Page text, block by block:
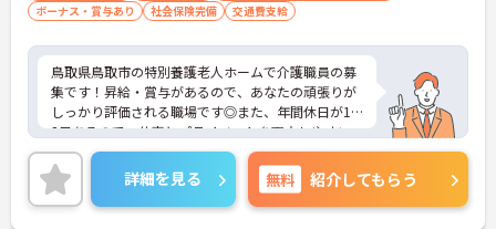
ボーナス・賞与あり
社会保険完備 交通費支給
鳥取県鳥取市の特別養護老人ホームで介護職員の募
集です！昇給・賞与があるので、あなたの頑張りが
しっかり評価される職場です◎また、年間休日が12
2日あるので、仕事とプライベートを両立しやすい
職場です♪ご興味のある方は、面接ポイントをお伝
えしますので、お気軽にご連絡ください。
詳細を見る 無料 紹介してもらう